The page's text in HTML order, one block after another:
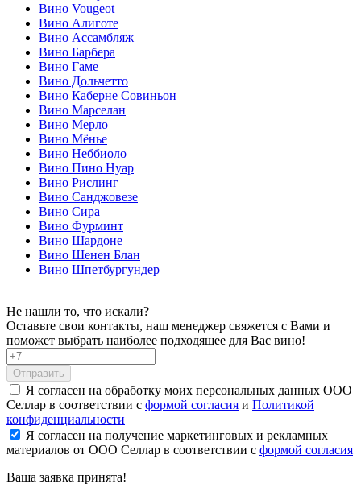
Вино Vougeot
Вино Алиготе
Вино Ассамбляж
Вино Барбера
Вино Гаме
Вино Дольчетто
Вино Каберне Совиньон
Вино Марселан
Вино Мерло
Вино Мёнье
Вино Неббиоло
Вино Пино Нуар
Вино Рислинг
Вино Санджовезе
Вино Сира
Вино Фурминт
Вино Шардоне
Вино Шенен Блан
Вино Шпетбургундер
Не нашли то, что искали?
Оставьте свои контакты, наш менеджер свяжется с Вами и
поможет выбрать наиболее подходящее для Вас вино!
Отправить
Я согласен на обработку моих персональных данных ООО
Селлар в соответствии с формой согласия и Политикой
конфиденциальности
Я согласен на получение маркетинговых и рекламных
материалов от ООО Селлар в соответствии с формой согласия
Ваша заявка принята!